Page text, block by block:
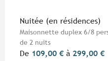
Nuitée (en résidences)
Maisonnette duplex 6/8
de 2 nuits
De 109,00 € à 299,00 €